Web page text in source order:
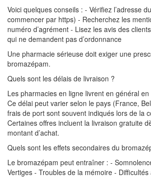
Voici quelques conseils : - Vérifiez l’adresse
commencer par https) - Recherchez les
numéro d’agrément - Lisez les avis des
qui ne demandent pas d’ordonnance
Une pharmacie sérieuse doit exiger une
bromazépam.
Quels sont les délais de livraison ?
Les pharmacies en ligne livrent en général
Ce délai peut varier selon le pays (France,
frais de port sont souvent indiqués lors de la
Certaines offres incluent la livraison gratuite
montant d’achat.
Quels sont les effets secondaires du
Le bromazépam peut entraîner : -
Vertiges - Troubles de la mémoire -